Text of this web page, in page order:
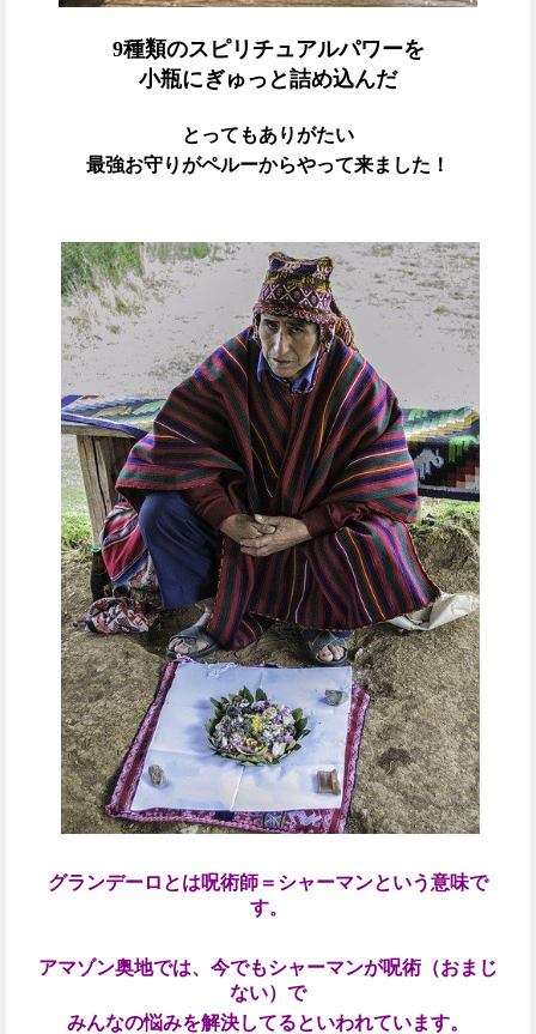
9種類のスピリチュアルパワーを
小瓶にぎゅっと詰め込んだ
とってもありがたい
最強お守りがペルーからやって来ました！
グランデーロとは呪術師＝シャーマンという意味で
す。
アマゾン奥地では、今でもシャーマンが呪術（おまじ
ない）で
みんなの悩みを解決してるといわれています。